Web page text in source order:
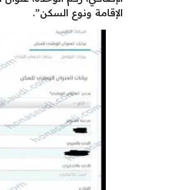
الإقامة ونوع السكن”.